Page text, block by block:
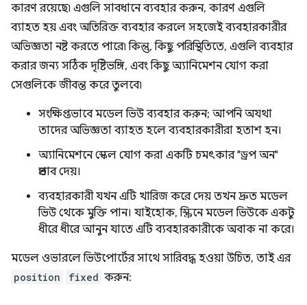
কারণ রয়েছে৷ এগুলি সাবধানে ব্যবহার করুন, কারণ এগুলি
ব্যাহত হয় এবং অতিরিক্ত ব্যবহার করলে সহজেই ব্যবহারকারীর
অভিজ্ঞতা নষ্ট করতে পারে৷ কিন্তু, কিছু পরিস্থিতিতে, এগুলি ব্যবহার
করার জন্য সঠিক দৃষ্টিভঙ্গি, এবং কিছু অ্যানিমেশন যোগ করা
সেগুলিকে জীবন্ত করে তুলবে৷
সংক্ষিপ্তভাবে মডেল ভিউ ব্যবহার করুন; আপনি অযথা
তাদের অভিজ্ঞতা ব্যাহত হলে ব্যবহারকারীরা হতাশ হন।
অ্যানিমেশনে স্কেল যোগ করা একটি চমৎকার "ড্রপ অন"
প্রভাব দেয়।
ব্যবহারকারী যখন এটি খারিজ করে দেয় তখন দ্রুত মডেল
ভিউ থেকে মুক্তি পান। যাইহোক, স্ক্রিনে মডেল ভিউকে একটু
ধীরে ধীরে আনুন যাতে এটি ব্যবহারকারীকে অবাক না করে।
মডেল ওভারলে ভিউপোর্টের সাথে সারিবদ্ধ হওয়া উচিত, তাই এর
position fixed করুন: